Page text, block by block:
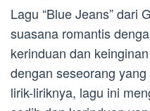
Lagu “Blue Jeans” dari
suasana romantis
kerinduan dan
dengan seseorang
lirik-liriknya, lagu ini